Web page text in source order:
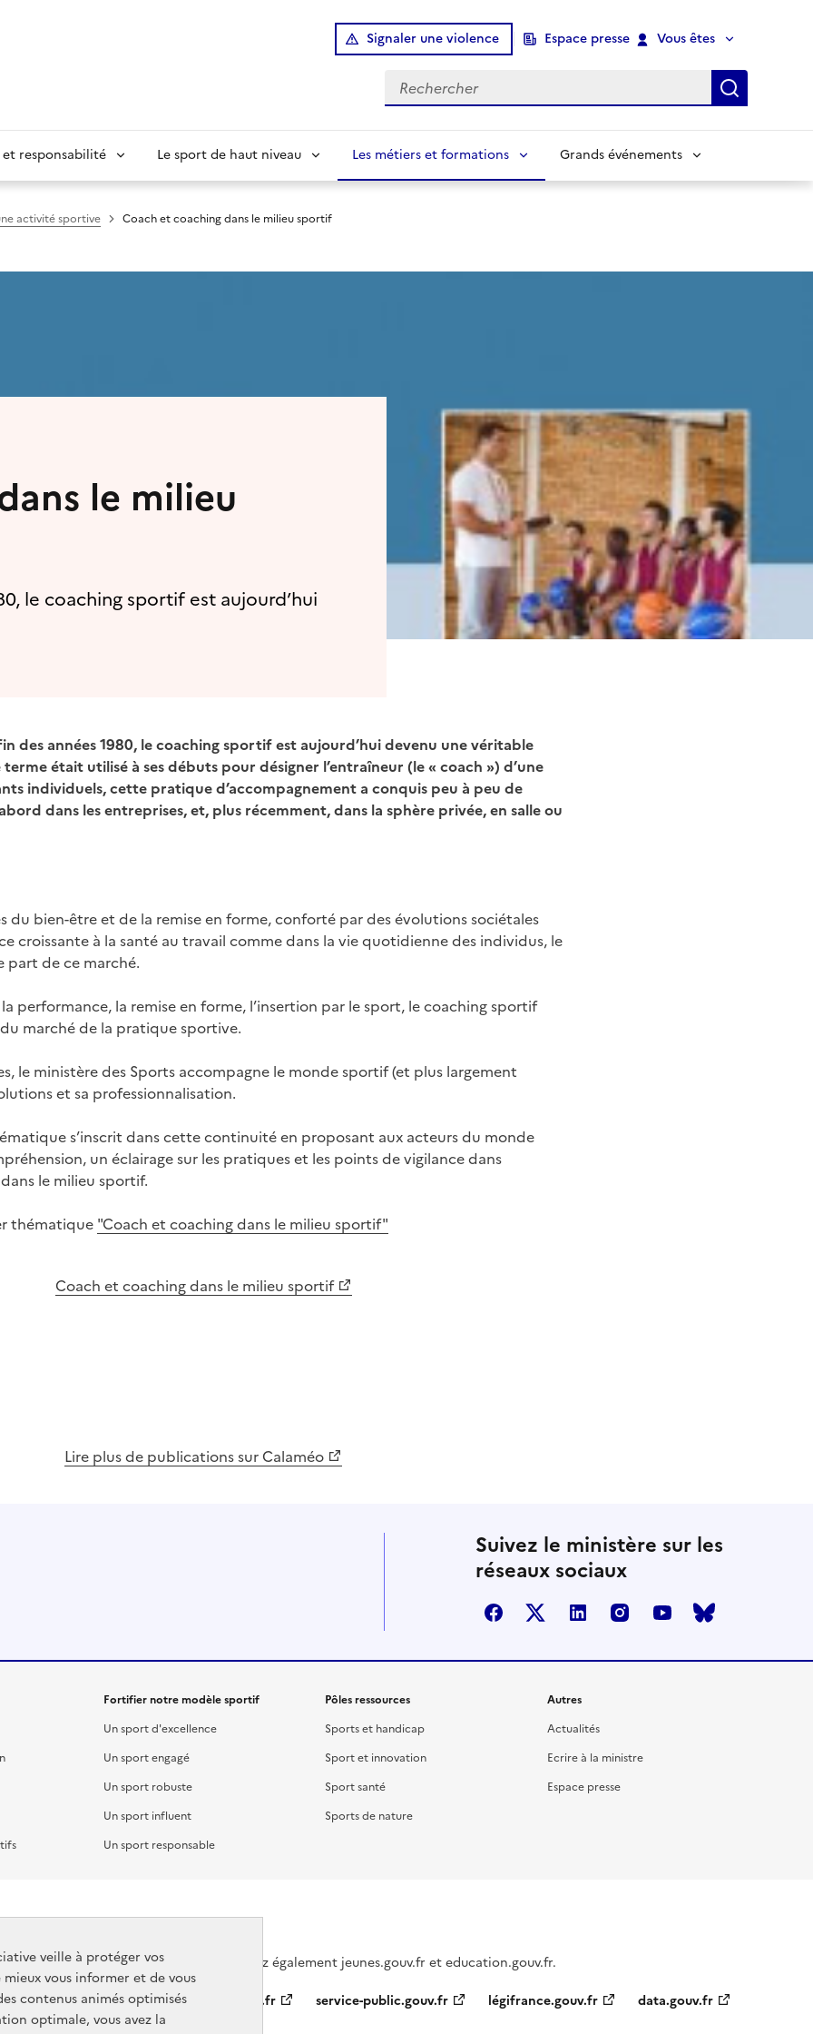
Signaler une violence Espace presse Vous êtes
Rechercher
et responsabilité Le sport de haut niveau Les métiers et formations Grands événements
activité sportive Coach et coaching dans le milieu sportif
le milieu
le coaching sportif est aujourd’hui
des années 1980, le coaching sportif est aujourd’hui devenu une véritable
était utilisé à ses débuts pour désigner l’entraîneur (le « coach ») d’une
individuels, cette pratique d’accompagnement a conquis peu à peu de
dans les entreprises, et, plus récemment, dans la sphère privée, en salle ou
du bien-être et de la remise en forme, conforté par des évolutions sociétales
croissante à la santé au travail comme dans la vie quotidienne des individus, le
part de ce marché.
performance, la remise en forme, l’insertion par le sport, le coaching sportif
marché de la pratique sportive.
le ministère des Sports accompagne le monde sportif (et plus largement
et sa professionnalisation.
s’inscrit dans cette continuité en proposant aux acteurs du monde
un éclairage sur les pratiques et les points de vigilance dans
le milieu sportif.
thématique "Coach et coaching dans le milieu sportif"
Coach et coaching dans le milieu sportif
Lire plus de publications sur Calaméo
Suivez le ministère sur les
réseaux sociaux
facebooktwitter linkedin instagramyoutube
Fortifier notre modèle sportif
Un sport d'excellence
Un sport engagé
Un sport robuste
Un sport influent
Un sport responsable
Pôles ressources
Sports et handicap
Sport et innovation
Sport santé
Sports de nature
Autres
Actualités
Ecrire à la ministre
Espace presse
Découvrez également jeunes.gouv.fr et education.gouv.fr.
Liens
info.gouv.fr service-public.gouv.fr légifrance.gouv.fr data.gouv.fr
veille à protéger vos
vous informer et de vous
contenus animés optimisés
optimale, vous avez la